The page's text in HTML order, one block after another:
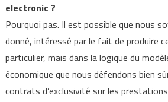
electronic ?
Pourquoi pas. Il est possible que nous
donné, intéressé par le fait de produire
particulier, mais dans la logique du
économique que nous défendons bien
contrats d’exclusivité sur les